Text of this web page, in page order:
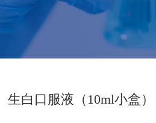
生白口服液（10ml小盒）